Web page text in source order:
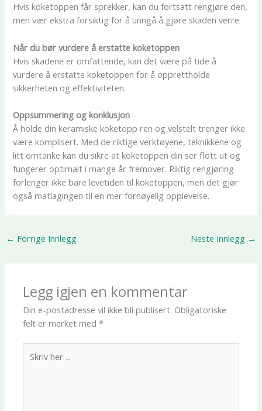
Hvis koketoppen får sprekker, kan du fortsatt rengjøre den,
men vær ekstra forsiktig for å unngå å gjøre skaden verre.
Når du bør vurdere å erstatte koketoppen
Hvis skadene er omfattende, kan det være på tide å
vurdere å erstatte koketoppen for å opprettholde
sikkerheten og effektiviteten.
Oppsummering og konklusjon
Å holde din keramiske koketopp ren og velstelt trenger ikke
være komplisert. Med de riktige verktøyene, teknikkene og
litt omtanke kan du sikre at koketoppen din ser flott ut og
fungerer optimalt i mange år fremover. Riktig rengjøring
forlenger ikke bare levetiden til koketoppen, men det gjør
også matlagingen til en mer fornøyelig opplevelse.
← Forrige Innlegg Neste Innlegg →
Legg igjen en kommentar
Din e-postadresse vil ikke bli publisert. Obligatoriske
felt er merket med*
her